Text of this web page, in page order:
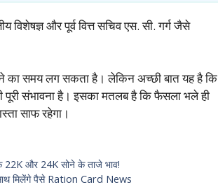
विशेषज्ञ और पूर्व वित्त सचिव एस. सी. गर्ग जैसे
का समय लग सकता है। लेकिन अच्छी बात यह है कि
संभावना है। इसका मतलब है कि फैसला भले ही
साफ रहेगा।
22K और 24K सोने के ताजे भाव!
मिलेंगे पैसे Ration Card News